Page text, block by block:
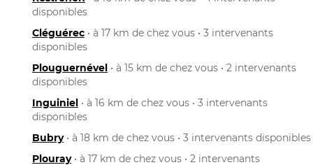
disponibles
Cléguérec • à 17 km de chez vous • 3 intervenants
disponibles
Plouguernével • à 15 km de chez vous • 2 intervenants
disponibles
Inguiniel • à 16 km de chez vous • 3 intervenants
disponibles
Bubry• à 18 km de chez vous • 3 intervenants disponibles
Plouray• à 17 km de chez vous • 2 intervenants